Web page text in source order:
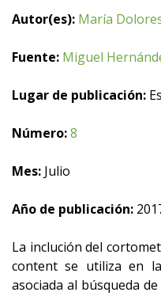
Autor(es): María
Fuente: Miguel
Lugar de publicación:
Número:8
Mes: Julio
Año de publicación:
La inclución del
content se utiliza en
asociada al búsqueda